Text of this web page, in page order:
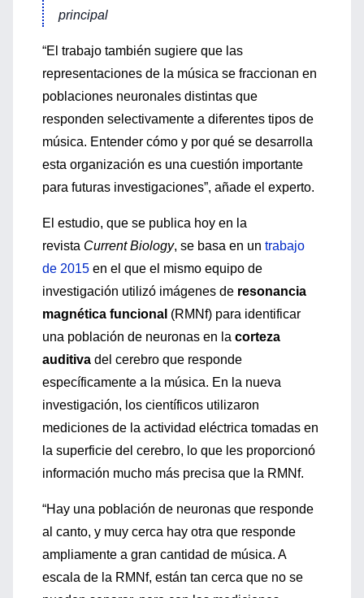
principal
“El trabajo también sugiere que las
representaciones de la música se fraccionan en
poblaciones neuronales distintas que
responden selectivamente a diferentes tipos de
música. Entender cómo y por qué se desarrolla
esta organización es una cuestión importante
para futuras investigaciones”, añade el experto.
El estudio, que se publica hoy en la
revista Current Biology, se basa en un trabajo
de 2015 en el que el mismo equipo de
investigación utilizó imágenes de resonancia
magnética funcional (RMNf) para identificar
una población de neuronas en la corteza
auditiva del cerebro que responde
específicamente a la música. En la nueva
investigación, los científicos utilizaron
mediciones de la actividad eléctrica tomadas en
la superficie del cerebro, lo que les proporcionó
información mucho más precisa que la RMNf.
“Hay una población de neuronas que responde
al canto, y muy cerca hay otra que responde
ampliamente a gran cantidad de música. A
escala de la RMNf, están tan cerca que no se